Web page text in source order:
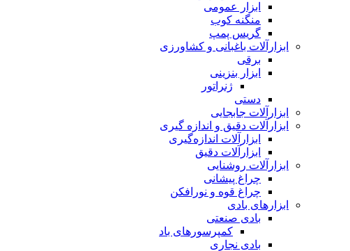
ابزار عمومی
منگنه کوب
گریس پمپ
ابزارآلات باغبانی و کشاورزی
برقی
ابزار بنزینی
ژنراتور
دستی
ابزارآلات جابجایی
ابزارآلات دقیق و اندازه گیری
ابزارآلات اندازه‌گیری
ابزارآلات دقیق
ابزارآلات روشنایی
چراغ پیشانی
چراغ قوه و نورافکن
ابزارهای بادی
بادی صنعتی
کمپرسورهای باد
بادی نجاری